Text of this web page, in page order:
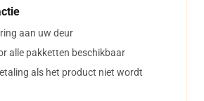
aan uw deur
alle pakketten beschikbaar
als het product niet wordt